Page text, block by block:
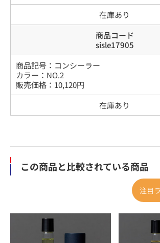
在庫あり
商品コード
sisle17905
商品記号： コンシーラー
カラー ： NO.2
販売価格： 10,120円
在庫あり
この商品と比較されている商品
注目